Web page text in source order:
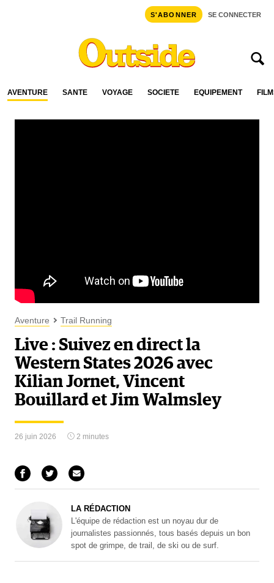
S'ABONNER SE CONNECTER
AVENTURE SANTÉ VOYAGE SOCIÉTÉ ÉQUIPEMENT
Aventure Trail Running
Live : Suivez en direct la
Western States 2026 avec
Kilian Jornet, Vincent
Bouillard et Jim Walmsley
26 juin 2026 2 minutes
LA RÉDACTION
L'équipe de rédaction est un noyau dur de
journalistes passionnés, tous basés depuis un bon
spot de grimpe, de trail, de ski ou de surf.